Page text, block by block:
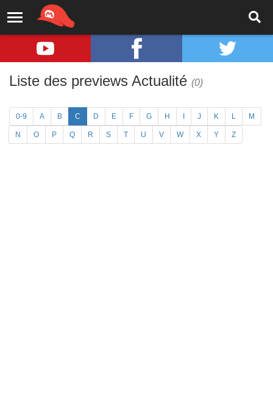
Liste des previews Actualité (0)
0-9 A B C D E F G H J K L M
N O P Q R S T U V W X Y Z